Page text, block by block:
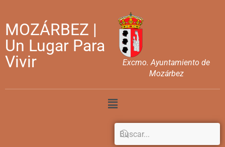
MOZÁRBEZ |
Un Lugar Para
Vivir
Excmo. Ayuntamiento de
Mozárbez